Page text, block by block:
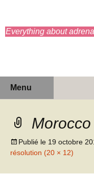
Everything about
Menu
Morocco
Publié le 19 octobre
résolution (20 × 12)